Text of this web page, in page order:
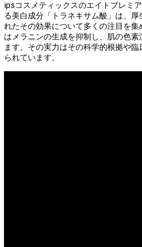
ipsコスメティックスのエイトプレミ
る美白成分「トラネキサム酸」は、
れたその効果について多くの注目を
はメラニンの生成を抑制し、肌の色
ます。その実力はその科学的根拠や
られています。